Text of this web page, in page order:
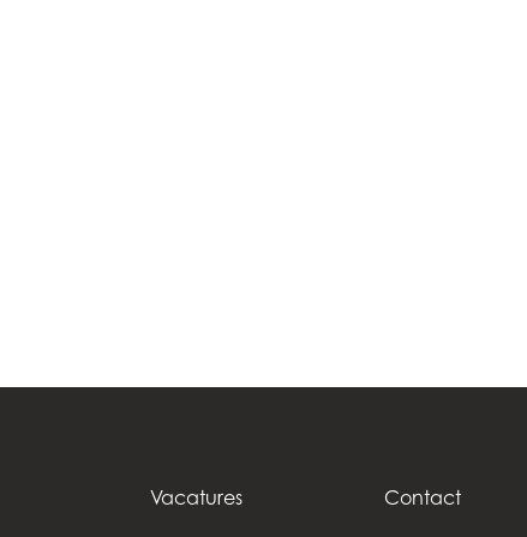
Vacatures Contact